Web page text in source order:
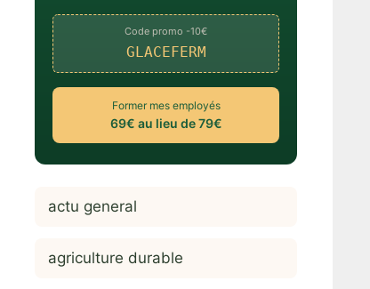
Code promo -10€
GLACEFERM
Former mes employés
69€ au lieu de 79€
actu general
agriculture durable